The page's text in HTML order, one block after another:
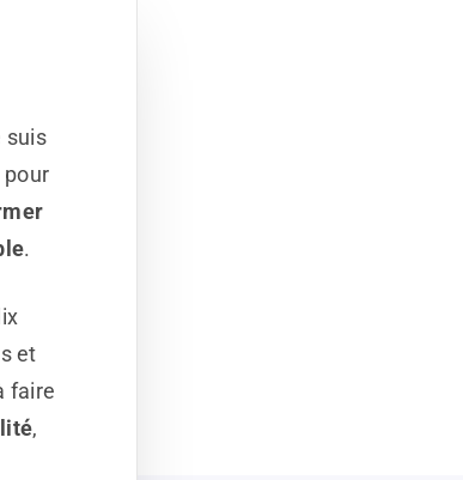
suis
pour
.
et
faire
,